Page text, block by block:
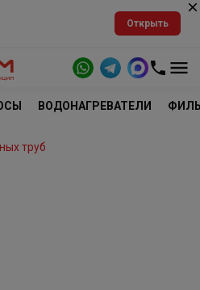
Открыть
ВОДОНАГРЕВАТЕЛИ
труб